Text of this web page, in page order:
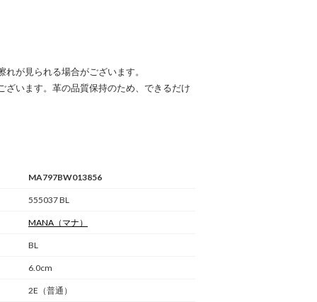
が見られる場合がございます。
います。革の品質保持のため、できるだけ
MA797BW013856
555037 BL
MANA （マナ）
BL
6.0cm
2E（普通）